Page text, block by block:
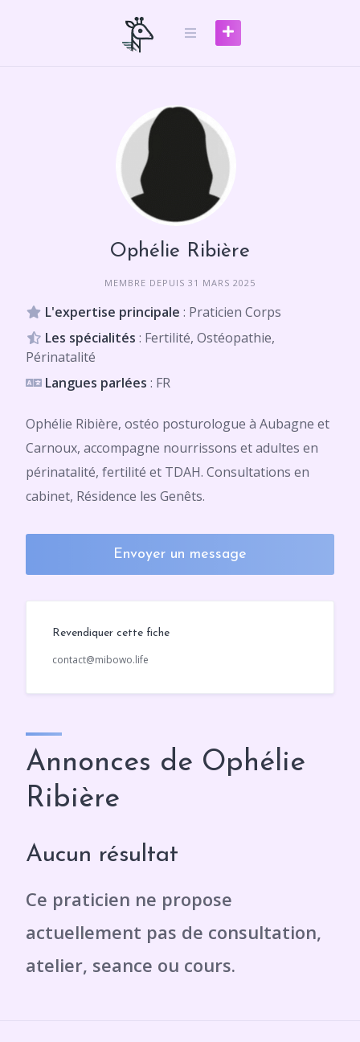
Ophélie Ribière
MEMBRE DEPUIS 31 MARS 2025
L'expertise principale : Praticien Corps
Les spécialités : Fertilité, Ostéopathie,
Périnatalité
Langues parlées : FR
Ophélie Ribière, ostéo posturologue à Aubagne et
Carnoux, accompagne nourrissons et adultes en
périnatalité, fertilité et TDAH. Consultations en
cabinet, Résidence les Genêts.
Envoyer un message
Revendiquer cette fiche
contact@mibowo.life
Annonces de Ophélie
Ribière
Aucun résultat